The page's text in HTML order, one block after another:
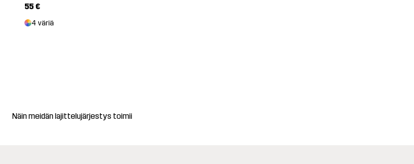
55 €
4 väriä
Näin meidän lajittelujärjestys toimii